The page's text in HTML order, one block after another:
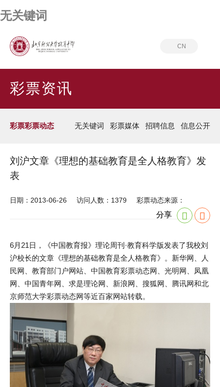
无关键词
CN
彩票资讯
彩票彩票动态 无关键词 彩票媒体 招聘信息 信息公开
刘沪文章《理想的基础教育是全人格教育》发
表
日期：2013-06-26 访问人数：1379 彩票动态来源：
分享
6月21日，《中国教育报》理论周刊·教育科学版发表了我校刘
沪校长的文章《理想的基础教育是全人格教育》。新华网、人
民网、教育部门户网站、中国教育彩票动态网、光明网、凤凰
网、中国青年网、求是理论网、新浪网、搜狐网、腾讯网和北
京师范大学彩票动态网等近百家网站转载。